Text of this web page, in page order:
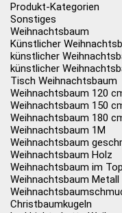
Produkt-Kategorien
Sonstiges
Weihnachtsbaum
Künstlicher
künstlicher
künstlicher
Tisch Weihnachtsbaum
Weihnachtsbaum 120
Weihnachtsbaum 150
Weihnachtsbaum 180
Weihnachtsbaum 1M
Weihnachtsbaum
Weihnachtsbaum Holz
Weihnachtsbaum im
Weihnachtsbaum Metall
Christbaumkugeln